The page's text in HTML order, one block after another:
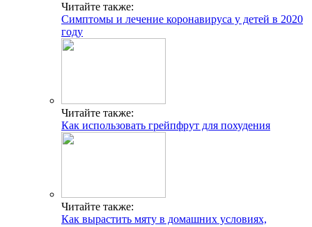
Читайте также:
Симптомы и лечение коронавируса у детей в 2020
году
Читайте также:
Как использовать грейпфрут для похудения
Читайте также:
Как вырастить мяту в домашних условиях,